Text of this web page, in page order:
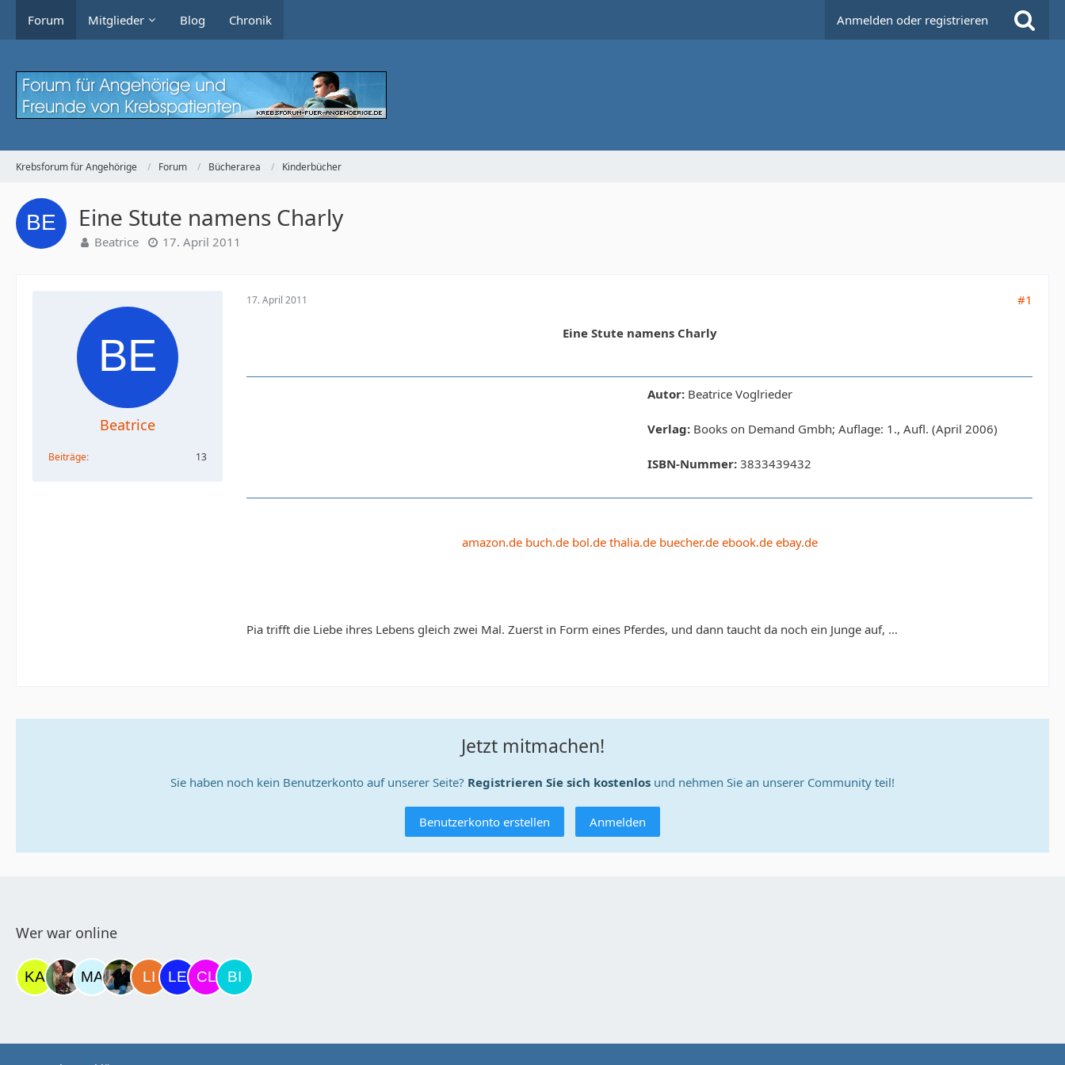
Forum Mitglieder Blog Chronik Anmelden oder registrieren
Krebsforum für Angehörige Forum Bücherarea Kinderbücher
Eine Stute namens Charly
Beatrice 17. April 2011
Beatrice
Beiträge 13
17. April 2011 #1
Eine Stute namens Charly
Autor: Beatrice Voglrieder
Verlag: Books on Demand Gmbh; Auflage: 1., Aufl. (April 2006)
ISBN-Nummer: 3833439432
amazon.de buch.de bol.de thalia.de buecher.de ebook.de ebay.de
Pia trifft die Liebe ihres Lebens gleich zwei Mal. Zuerst in Form eines Pferdes, und dann taucht da noch ein Junge auf, …
Jetzt mitmachen!
Sie haben noch kein Benutzerkonto auf unserer Seite? Registrieren Sie sich kostenlos und nehmen Sie an unserer Community teil!
Benutzerkonto erstellen Anmelden
Wer war online